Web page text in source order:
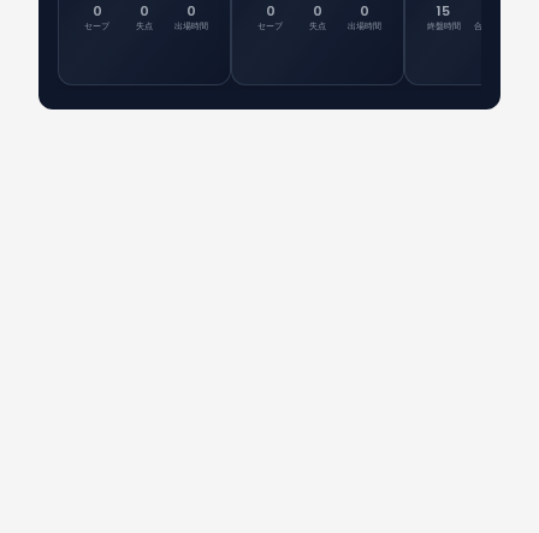
0
セーブ
0
失点
0
出場時間
0
セーブ
0
失点
0
出場時間
15
終盤時間 合計時間